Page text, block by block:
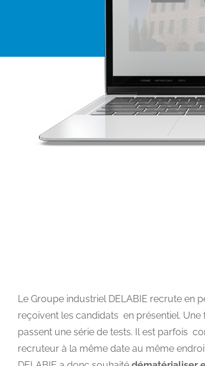
Le Groupe industriel DELABIE recrute en
reçoivent les candidats en présentiel.
passent une série de tests. Il est parfois
recruteur à la même date au même